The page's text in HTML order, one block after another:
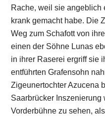
Rache, weil sie
krank gemacht habe. Die
Weg zum Schafott von
einen der Söhne Lunas
in ihrer Raserei ergriff sie
entführten Grafensohn
Zigeunertochter Azucena
Saarbrücker
Vorderbühne zu sehen,